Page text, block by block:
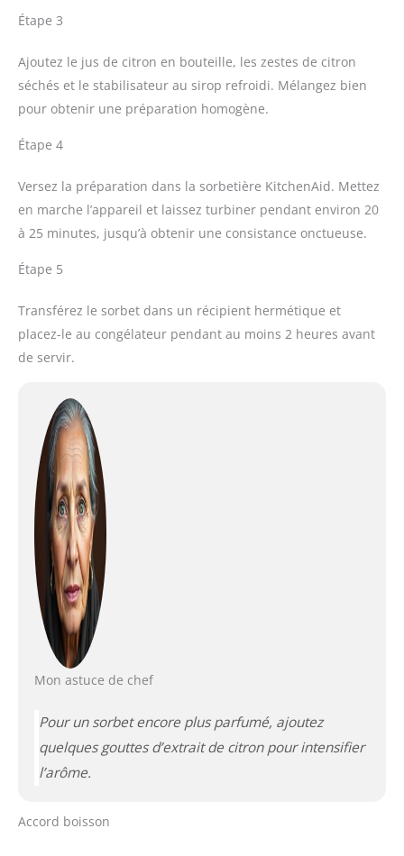
Étape 3
Ajoutez le jus de citron en bouteille, les zestes de citron
séchés et le stabilisateur au sirop refroidi. Mélangez bien
pour obtenir une préparation homogène.
Étape 4
Versez la préparation dans la sorbetière KitchenAid. Mettez
en marche l’appareil et laissez turbiner pendant environ 20
à 25 minutes, jusqu’à obtenir une consistance onctueuse.
Étape 5
Transférez le sorbet dans un récipient hermétique et
placez-le au congélateur pendant au moins 2 heures avant
de servir.
Mon astuce de chef
Pour un sorbet encore plus parfumé, ajoutez
quelques gouttes d’extrait de citron pour intensifier
l’arôme.
Accord boisson